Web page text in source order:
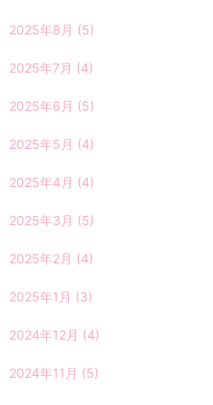
2025年8月 (5)
2025年7月 (4)
2025年6月 (5)
2025年5月 (4)
2025年4月 (4)
2025年3月 (5)
2025年2月 (4)
2025年1月 (3)
2024年12月 (4)
2024年11月 (5)